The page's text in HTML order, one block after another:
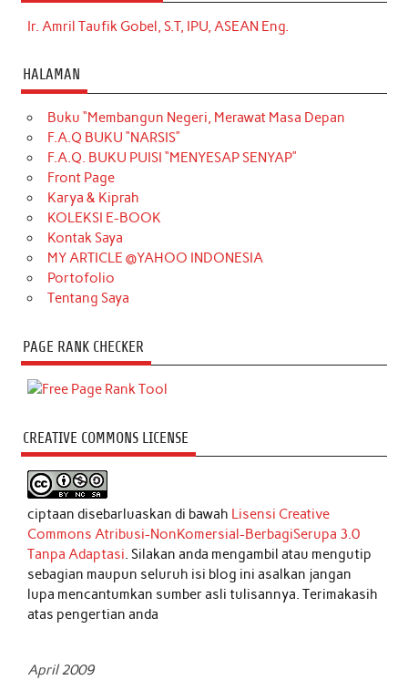
Ir. Amril Taufik Gobel, S.T, IPU, ASEAN Eng.
HALAMAN
Buku “Membangun Negeri, Merawat Masa Depan
F.A.Q BUKU “NARSIS”
F.A.Q. BUKU PUISI “MENYESAP SENYAP”
Front Page
Karya & Kiprah
KOLEKSI E-BOOK
Kontak Saya
MY ARTICLE @YAHOO INDONESIA
Portofolio
Tentang Saya
PAGE RANK CHECKER
CREATIVE COMMONS LICENSE
ciptaan disebarluaskan di bawah Lisensi Creative
Commons Atribusi-NonKomersial-BerbagiSerupa 3.0
Tanpa Adaptasi. Silakan anda mengambil atau mengutip
sebagian maupun seluruh isi blog ini asalkan jangan
lupa mencantumkan sumber asli tulisannya. Terimakasih
atas pengertian anda
April 2009